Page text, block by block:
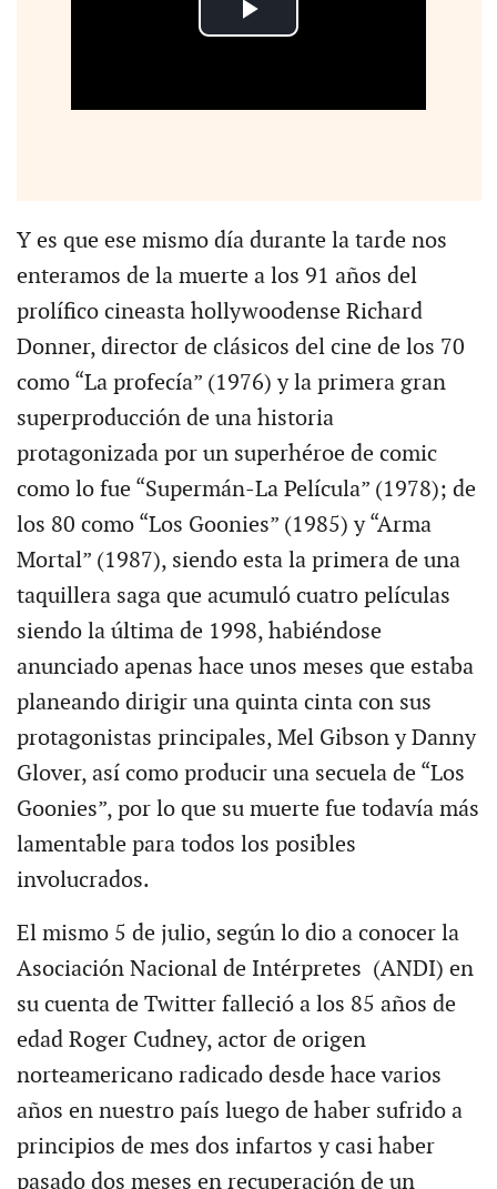
Y es que ese mismo día durante la tarde nos
enteramos de la muerte a los 91 años del
prolífico cineasta hollywoodense Richard
Donner, director de clásicos del cine de los 70
como “La profecía” (1976) y la primera gran
superproducción de una historia
protagonizada por un superhéroe de comic
como lo fue “Supermán-La Película” (1978); de
los 80 como “Los Goonies” (1985) y “Arma
Mortal” (1987), siendo esta la primera de una
taquillera saga que acumuló cuatro películas
siendo la última de 1998, habiéndose
anunciado apenas hace unos meses que estaba
planeando dirigir una quinta cinta con sus
protagonistas principales, Mel Gibson y Danny
Glover, así como producir una secuela de “Los
Goonies”, por lo que su muerte fue todavía más
lamentable para todos los posibles
involucrados.
El mismo 5 de julio, según lo dio a conocer la
Asociación Nacional de Intérpretes (ANDI) en
su cuenta de Twitter falleció a los 85 años de
edad Roger Cudney, actor de origen
norteamericano radicado desde hace varios
años en nuestro país luego de haber sufrido a
principios de mes dos infartos y casi haber
pasado dos meses en recuperación de un